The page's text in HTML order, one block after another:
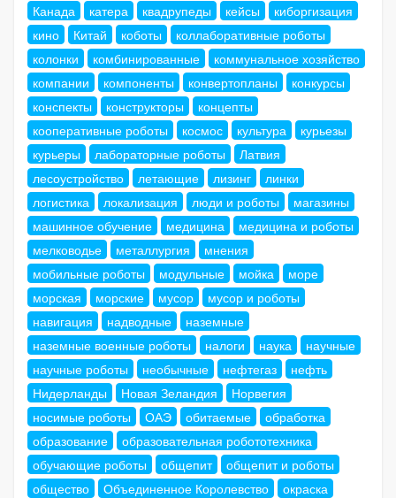
Канада
катера квадрупеды кейсы
киборгизация
кино
Китай коботы
коллаборативные роботы
колонки
комбинированные
коммунальное хозяйство
компании
компоненты конвертопланы
конкурсы
конспекты
конструкторы
концепты
кооперативные роботы
космос культура
курьезы
курьеры
лабораторные роботы
Латвия
лесоустройство
летающие лизинг
линки
логистика
локализация люди и роботы
магазины
машинное обучение
медицина
медицина и роботы
мелководье
металлургия
мнения
мобильные роботы
модульные мойка
море
морская
морские мусор
мусор и роботы
навигация
надводные
наземные
наземные военные роботы
налоги наука
научные
научные роботы
необычные нефтегаз
нефть
Нидерланды
Новая Зеландия
Норвегия
носимые роботы
ОАЭ обитаемые
обработка
образование
образовательная робототехника
обучающие роботы
общепит
общепит и роботы
общество
Объединенное Королевство
окраска